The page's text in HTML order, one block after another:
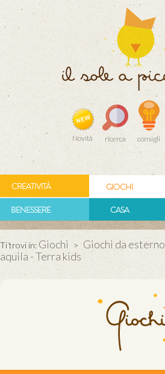
Novità ricerca consigli
CREATIVITÀ GIOCHI
BENESSERE
CASA
Ti trovi in: Giochi > Giochi da esterno
aquila - Terra kids